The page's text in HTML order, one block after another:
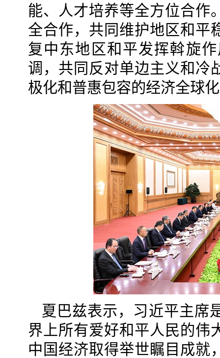
能、人才培养等全方位合作
全合作，共同维护地区和平
复中东地区和平发挥斡旋
调，共同反对单边主义和冷
极化和普惠包容的经济全球
夏巴兹表示，习近平主席
界上所有爱好和平人民的伟
中国经济取得举世瞩目成就